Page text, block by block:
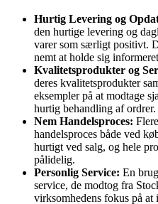
Hurtig Levering og
den hurtige levering og
varer som særligt positivt.
nemt at holde sig
Kvalitetsprodukter og
deres kvalitetsprodukter
eksempler på at modtage
hurtig behandling af ordrer.
Nem Handelsproces:
handelsproces både ved
hurtigt ved salg, og hele
pålidelig.
Personlig Service: En
service, de modtog fra
virksomhedens fokus på at